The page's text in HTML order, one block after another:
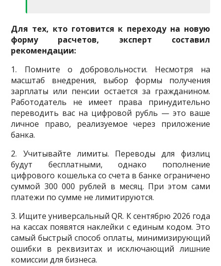
Для тех, кто готовится к переходу на новую
форму расчетов, эксперт составил
рекомендации:
1. Помните о добровольности. Несмотря на
масштаб внедрения, выбор формы получения
зарплаты или пенсии остается за гражданином.
Работодатель не имеет права принудительно
переводить вас на цифровой рубль — это ваше
личное право, реализуемое через приложение
банка.
2. Учитывайте лимиты. Переводы для физлиц
будут бесплатными, однако пополнение
цифрового кошелька со счета в банке ограничено
суммой 300 000 рублей в месяц. При этом сами
платежи по сумме не лимитируются.
3. Ищите универсальный QR. К сентябрю 2026 года
на кассах появятся наклейки с единым кодом. Это
самый быстрый способ оплаты, минимизирующий
ошибки в реквизитах и исключающий лишние
комиссии для бизнеса.